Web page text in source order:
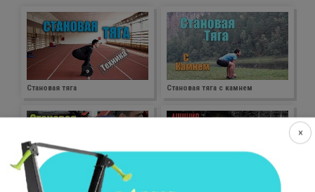
Становая тяга Становая тяга с камнем
Становая тяга с гантелями Лучшие упражнения с покрышкой
×